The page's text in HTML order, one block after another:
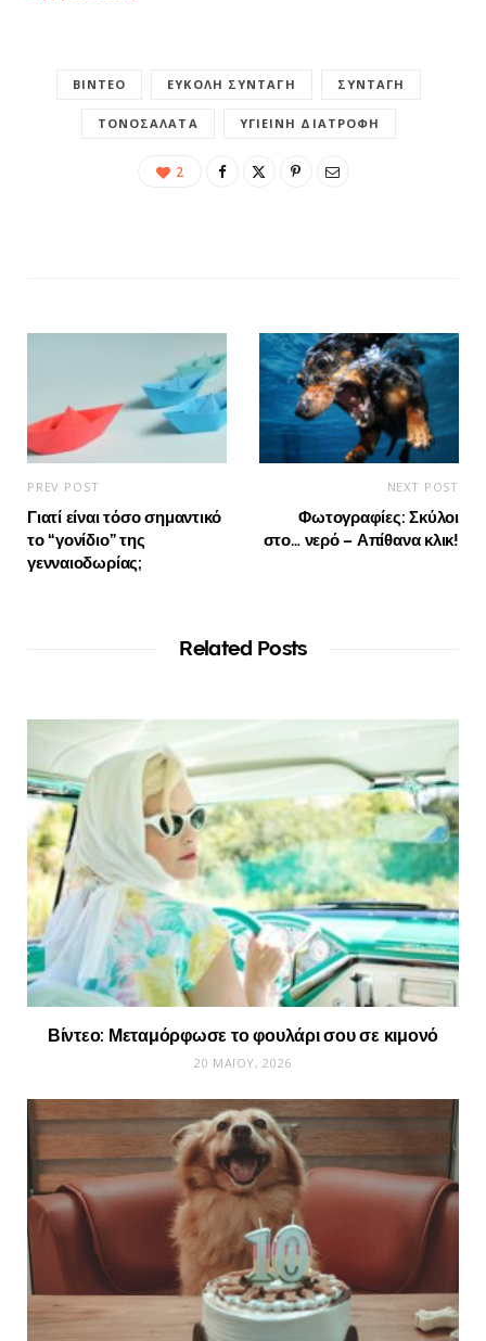
ΒΊΝΤΕΟ ΕΎΚΟΛΗ ΣΥΝΤΑΓΉ ΣΥΝΤΑΓΉ
ΤΟΝΟΣΑΛΆΤΑ ΥΓΙΕΙΝΉ ΔΙΑΤΡΟΦΉ
2
PREV POST
Γιατί είναι τόσο σημαντικό
το “γονίδιο” της
γενναιοδωρίας;
NEXT POST
Φωτογραφίες: Σκύλοι
στο… νερό – Απίθανα κλικ!
Related Posts
Βίντεο: Μεταμόρφωσε το φουλάρι σου σε κιμονό
20 ΜΑΪ́ΟΥ, 2026